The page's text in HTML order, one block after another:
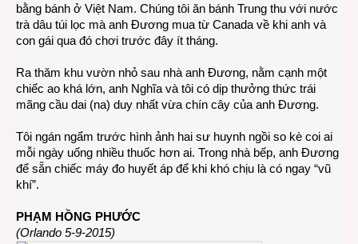
bằng bánh ở Việt Nam. Chúng tôi ăn bánh Trung thu với nước
trà dâu túi lọc mà anh Đương mua từ Canada về khi anh và
con gái qua đó chơi trước đây ít tháng.
Ra thăm khu vườn nhỏ sau nhà anh Đương, nằm cạnh một
chiếc ao khá lớn, anh Nghĩa và tôi có dịp thưởng thức trái
mãng cầu dai (na) duy nhất vừa chín cây của anh Đương.
Tôi ngán ngẩm trước hình ảnh hai sư huynh ngồi so kè coi ai
mỗi ngày uống nhiều thuốc hơn ai. Trong nhà bếp, anh Đương
để sẵn chiếc máy đo huyết áp để khi khó chịu là có ngay “vũ
khí”.
PHẠM HỒNG PHƯỚC
(Orlando 5-9-2015)